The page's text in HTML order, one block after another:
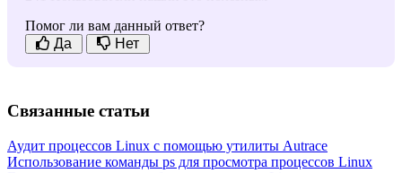
Помог ли вам данный ответ?
Да
Нет
Связанные статьи
Аудит процессов Linux с помощью утилиты Autrace
Использование команды ps для просмотра процессов Linux